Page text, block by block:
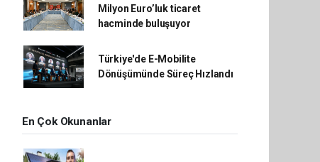
Milyon Euro’luk ticaret
hacminde buluşuyor
Türkiye'de E-Mobilite
Dönüşümünde Süreç Hızlandı
En Çok Okunanlar